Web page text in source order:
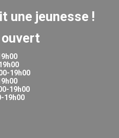
une jeunesse !
19h00
19h00
19h00